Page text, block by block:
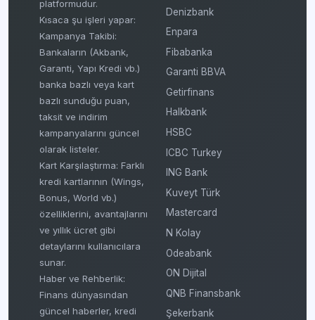
platformudur.
Kısaca şu işleri yapar:
Kampanya Takibi:
Bankaların (Akbank,
Garanti, Yapı Kredi vb.)
banka bazlı veya kart
bazlı sunduğu puan,
taksit ve indirim
kampanyalarını güncel
olarak listeler.
Kart Karşılaştırma: Farklı
kredi kartlarının (Wings,
Bonus, World vb.)
özelliklerini, avantajlarını
ve yıllık ücret gibi
detaylarını kullanıcılara
sunar.
Haber ve Rehberlik:
Finans dünyasından
güncel haberler, kredi
Denizbank
Enpara
Fibabanka
Garanti BBVA
Getirfinans
Halkbank
HSBC
ICBC Turkey
ING Bank
Kuveyt Türk
Mastercard
N Kolay
Odeabank
ON Dijital
QNB Finansbank
Şekerbank